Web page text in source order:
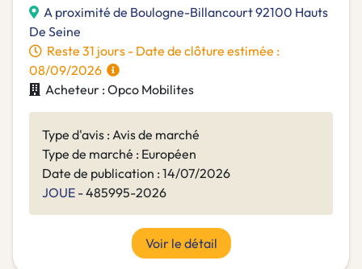
A proximité de Boulogne-Billancourt 92100 Hauts
De Seine
Reste 31 jours - Date de clôture estimée :
08/09/2026
Acheteur : Opco Mobilites
Type d'avis : Avis de marché
Type de marché : Européen
Date de publication : 14/07/2026
JOUE - 485995-2026
Voir le détail